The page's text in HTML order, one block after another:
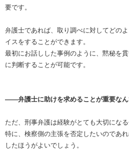
要です。
弁護士であれば、取り調べに対してどの
イスをすることができます。
最初にお話しした事例のように、黙秘を
に判断することが可能です。
――弁護士に助けを求めることが重要なん
ただ、刑事弁護は経験がとても大切になる
特に、検察側の主張を否定したいのであ
したほうがよいでしょう。